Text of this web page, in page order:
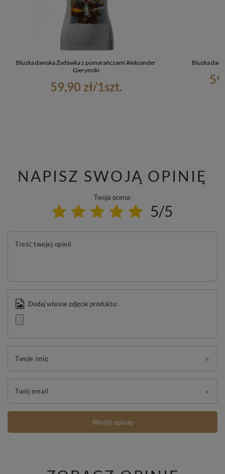
Bluzka damska Żydówka z pomarańczami Aleksander
Gierymski
59,90 zł/1szt.
Bluzka
NAPISZ SWOJĄ OPINIĘ
Twoja ocena:
5/5
Treść twojej opinii
Dodaj własne zdjęcie produktu:
Twoje imię
Twój email
Wyślij opinię